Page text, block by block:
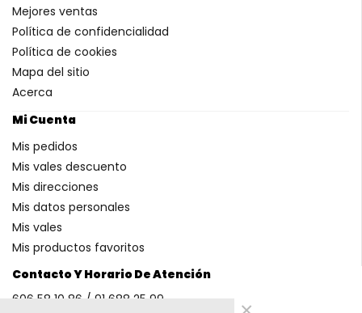
Contacto Y Horario De Atención
606 58 10 86 / 91 688 25 99
Mejores ventas
Política de confidencialidad
Política de cookies
Mapa del sitio
Acerca
Mi Cuenta
Mis pedidos
Mis vales descuento
Mis direcciones
Mis datos personales
Mis vales
Mis productos favoritos